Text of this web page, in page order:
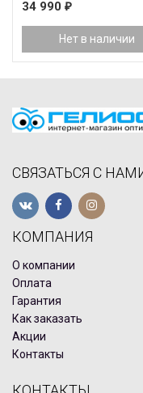
34 990 ₽
Нет в наличии
СВЯЗАТЬСЯ С
КОМПАНИЯ
О компании
Оплата
Гарантия
Как заказать
Акции
Контакты